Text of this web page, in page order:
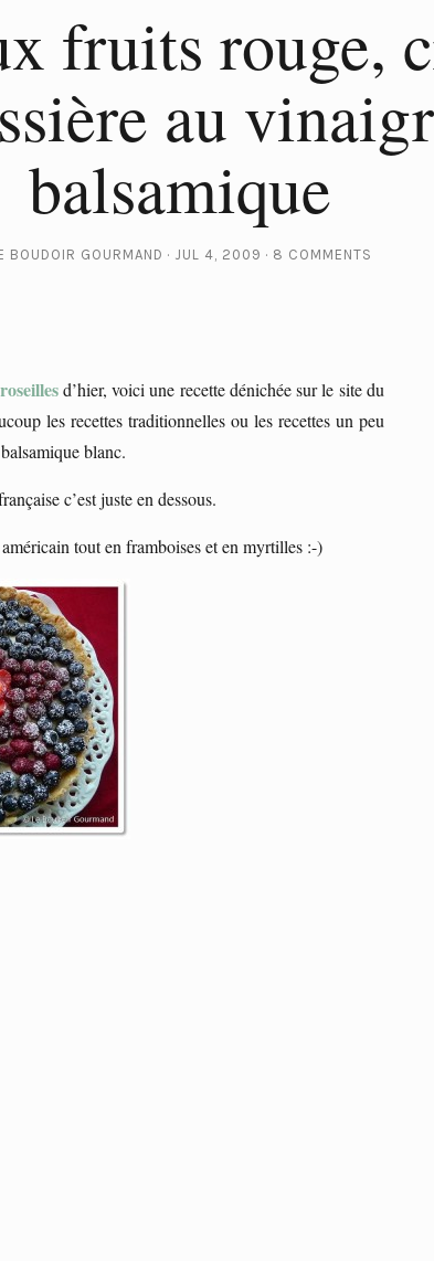
fruits rouge,
au
balsamique
BOUDOIR GOURMAND JUL 4, 2009 8 COMMENTS
d’hier, voici une recette dénichée sur le site du
les recettes traditionnelles ou les recettes un peu
blanc.
c’est juste en dessous.
américain tout en framboises et en myrtilles :-)